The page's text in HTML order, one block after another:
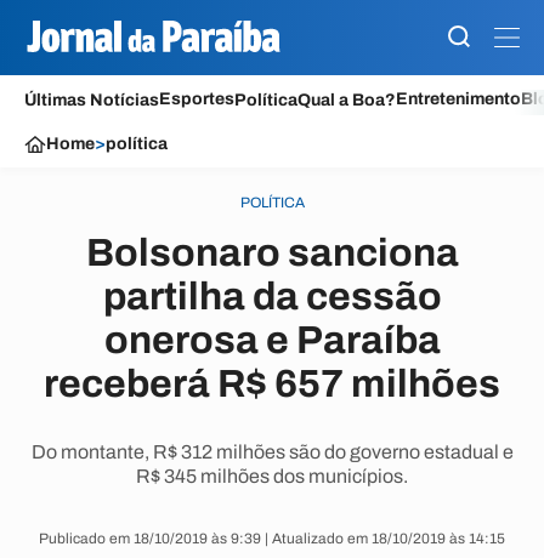
Últimas NotíciasEsportesPolíticaQual a Boa?Entretenimento
Home>política
POLÍTICA
Bolsonaro sanciona
partilha da cessão
onerosa e Paraíba
receberá R$ 657 milhões
Do montante, R$ 312 milhões são do governo estadual e
R$ 345 milhões dos municípios.
Publicado em 18/10/2019 às 9:39 | Atualizado em 18/10/2019 às 14:15